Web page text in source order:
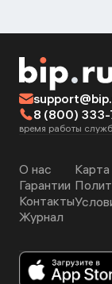
8 (800)
время работы
О нас
Гарантии
Контакты
Журнал
Карта